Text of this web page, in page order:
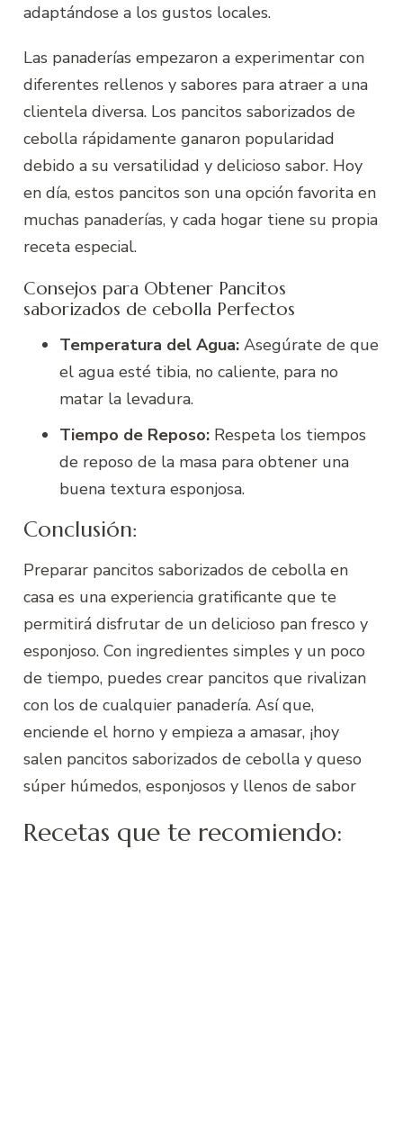
adaptándose a los gustos locales.
Las panaderías empezaron a experimentar con
diferentes rellenos y sabores para atraer a una
clientela diversa. Los pancitos saborizados de
cebolla rápidamente ganaron popularidad
debido a su versatilidad y delicioso sabor. Hoy
en día, estos pancitos son una opción favorita en
muchas panaderías, y cada hogar tiene su propia
receta especial.
Consejos para Obtener Pancitos
saborizados de cebolla Perfectos
Temperatura del Agua: Asegúrate de que
el agua esté tibia, no caliente, para no
matar la levadura.
Tiempo de Reposo: Respeta los tiempos
de reposo de la masa para obtener una
buena textura esponjosa.
Conclusión:
Preparar pancitos saborizados de cebolla en
casa es una experiencia gratificante que te
permitirá disfrutar de un delicioso pan fresco y
esponjoso. Con ingredientes simples y un poco
de tiempo, puedes crear pancitos que rivalizan
con los de cualquier panadería. Así que,
enciende el horno y empieza a amasar, ¡hoy
salen pancitos saborizados de cebolla y queso
súper húmedos, esponjosos y llenos de sabor
Recetas que te recomiendo: